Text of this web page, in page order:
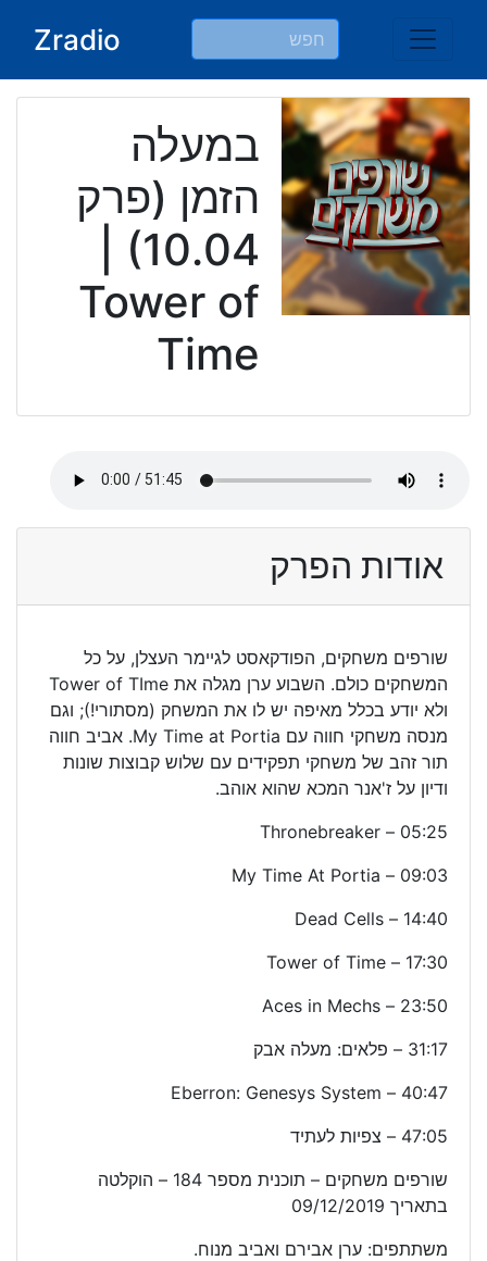
Zradio
במעלה
הזמן (פרק
10.04) |
Tower of
Time
אודות הפרק
שורפים משחקים, הפודקאסט לגיימר העצלן, על כל
המשחקים כולם. השבוע ערן מגלה את Tower of TIme
ולא יודע בכלל מאיפה יש לו את המשחק (מסתורי!); וגם
מנסה משחקי חווה עם My Time at Portia. אביב חווה
תור זהב של משחקי תפקידים עם שלוש קבוצות שונות
ודיון על ז'אנר המכא שהוא אוהב.
05:25 – Thronebreaker
09:03 – My Time At Portia
14:40 – Dead Cells
17:30 – Tower of Time
23:50 – Aces in Mechs
31:17 – פלאים: מעלה אבק
40:47 – Eberron: Genesys System
47:05 – צפיות לעתיד
שורפים משחקים – תוכנית מספר 184 – הוקלטה
בתאריך 09/12/2019
משתתפים: ערן אבירם ואביב מנוח.